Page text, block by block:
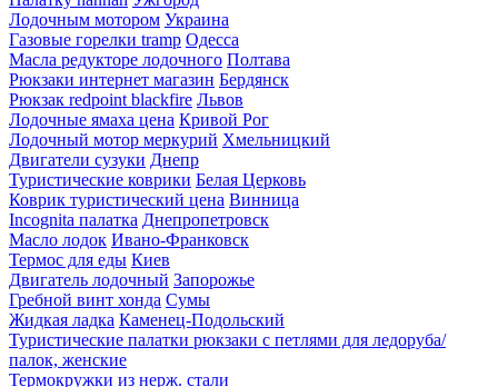
Лодочным мотором Украина
Газовые горелки tramp Одесса
Масла редукторе лодочного Полтава
Рюкзаки интернет магазин Бердянск
Рюкзак redpoint blackfire Львов
Лодочные ямаха цена Кривой Рог
Лодочный мотор меркурий Хмельницкий
Двигатели сузуки Днепр
Туристические коврики Белая Церковь
Коврик туристический цена Винница
Incognita палатка Днепропетровск
Масло лодок Ивано-Франковск
Термос для еды Киев
Двигатель лодочный Запорожье
Гребной винт хонда Сумы
Жидкая ладка Каменец-Подольский
Туристические палатки рюкзаки с петлями для ледоруба/
палок, женские
Термокружки из нерж. стали